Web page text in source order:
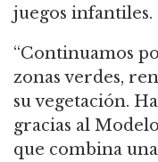
juegos infantiles.
“Continuamos
zonas verdes,
su vegetación.
gracias al
que combina